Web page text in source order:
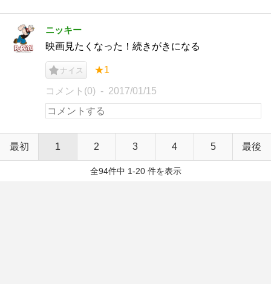
ニッキー
映画見たくなった！続きがきになる
ナイス ★1
コメント(0) 2017/01/15
最初 1 2 3 4 5 最後
全94件中 1-20 件を表示